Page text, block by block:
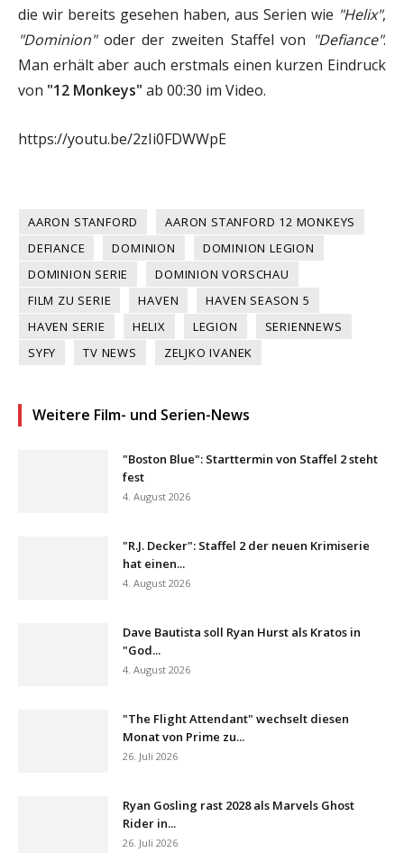
die wir bereits gesehen haben, aus Serien wie "Helix",
"Dominion"oder der zweiten Staffel von "Defiance".
Man erhält aber auch erstmals einen kurzen Eindruck
von "12 Monkeys" ab 00:30 im Video.
https://youtu.be/2zIi0FDWWpE
AARON STANFORD
AARON STANFORD 12 MONKEYS
DEFIANCE
DOMINION
DOMINION LEGION
DOMINION SERIE
DOMINION VORSCHAU
FILM ZU SERIE
HAVEN
HAVEN SEASON 5
HAVEN SERIE
HELIX LEGION
SERIENNEWS
SYFY
TV NEWS ZELJKO IVANEK
Weitere Film- und Serien-News
"Boston Blue": Starttermin von Staffel 2 steht
fest
4. August 2026
"R.J. Decker": Staffel 2 der neuen Krimiserie
hat einen...
4. August 2026
Dave Bautista soll Ryan Hurst als Kratos in
"God...
4. August 2026
"The Flight Attendant" wechselt diesen
Monat von Prime zu...
26. Juli 2026
Ryan Gosling rast 2028 als Marvels Ghost
Rider in...
26. Juli 2026